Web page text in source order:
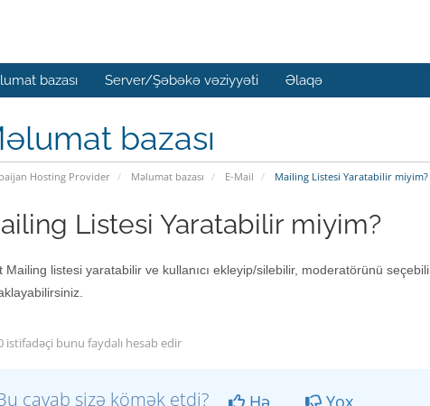
bazası Server/Şəbəkə vəziyyəti Əlaqə
bazası
Hosting Provider Məlumat bazası E-Mail Mailing Listesi Yaratabilir miyim?
Listesi Yaratabilir miyim?
Mailing listesi yaratabilir ve kullanıcı ekleyip/silebilir, moderatörünü
istifadəçi bunu faydalı hesab edir
cavab sizə kömək etdi? Hə Yox